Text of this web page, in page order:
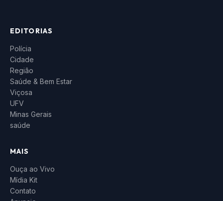
EDITORIAS
Polícia
Cidade
Região
Saúde & Bem Estar
Viçosa
UFV
Minas Gerais
saúde
MAIS
Ouça ao Vivo
Mídia Kit
Contato